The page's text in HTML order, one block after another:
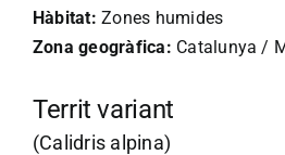
Hàbitat: Zones humides
Zona geogràfica: Catalunya /
Territ variant
(Calidris alpina)